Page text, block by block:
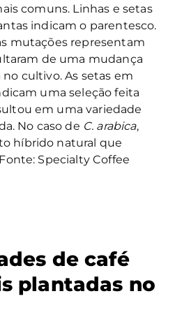
comuns. Linhas e setas
indicam o parentesco.
mutações representam
de uma mudança
cultivo. As setas em
uma seleção feita
em uma variedade
No caso de C. arabica,
híbrido natural que
Specialty Coffee
de café
plantadas no